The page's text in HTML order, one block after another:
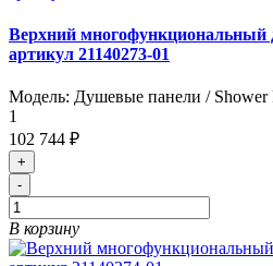
Верхний многофункциональный
артикул 21140273-01
Модель: Душевые панели / Shower
1
102 744 ₽
+
-
В корзину